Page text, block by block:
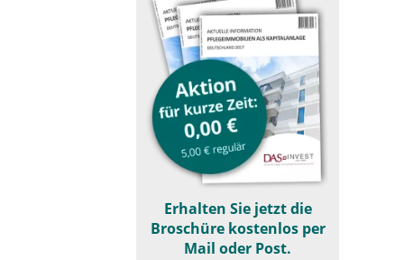
Erhalten Sie jetzt die
Broschüre kostenlos per
Mail oder Post.